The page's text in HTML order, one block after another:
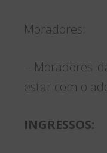
Moradores:
– Moradores
estar com o
INGRESSOS: